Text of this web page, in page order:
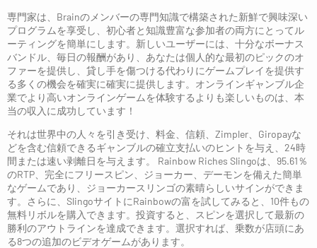
専門家は、Brainのメンバーの専門知識で構築された新鮮で興味深い
プログラムを享受し、初心者と知識豊富な参加者の両方にとってル
ーティングを簡単にします。新しいユーザーには、十分なボーナス
バンドル、毎日の報酬があり、あなたは個人的な最初のピックのオ
ファーを提供し、貸し手を傷つける代わりにゲームプレイを提供す
る多くの機会を確実に確実に提供します。オンラインギャンブル企
業でより高いオンラインゲームを体験するよりも楽しいものは、本
当の収入に成功しています！
それは世界中の人々を引き受け、料金、信頼、Zimpler、Giropayな
どを含む信頼できるギャンブルの確立支払いのヒントを与え、24時
間または速い剥離日を与えます。 Rainbow Riches Slingoは、95.61％
のRTP、完全にフリースピン、ジョーカー、デーモンを備えた簡単
なゲームであり、ジョーカースリンゴの素晴らしいサインができま
す。さらに、SlingoサイトにRainbowの富を試してみると、10件もの
無料リボルを購入できます。投資すると、スピンを選択して最新の
勝利のアウトラインを達成できます。選択すれば、乗数が店頭にあ
る8つの追加のビデオゲームがあります。